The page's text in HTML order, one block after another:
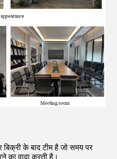
के बाद टीम है जो समय पर
का वादा करती है।